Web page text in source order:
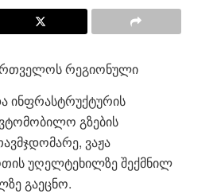
რეგიონული
ინფრასტრუქტურის
გზების
ვაჟა
უღელტეხილზე შექმნილ
გაეცნო.